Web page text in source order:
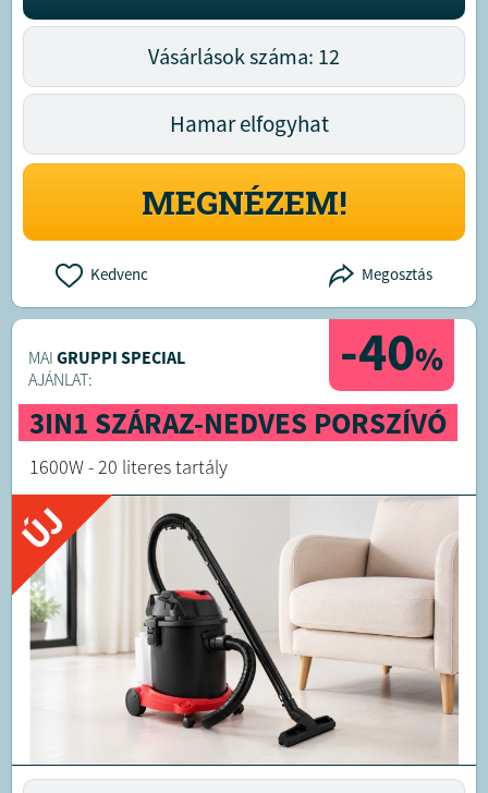
Vásárlások száma: 12
Hamar elfogyhat
MEGNÉZEM!
Kedvenc Megosztás
-40%
MAI GRUPPI SPECIAL
AJÁNLAT:
3IN1 SZÁRAZ-NEDVES PORSZÍVÓ
1600W - 20 literes tartály
ÚJ